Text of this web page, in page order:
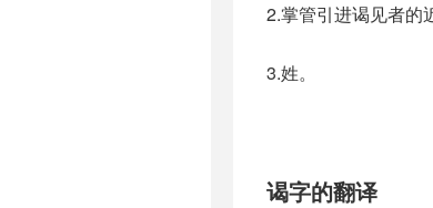
2.掌管引进谒见者的
3.姓。
谒字的翻译